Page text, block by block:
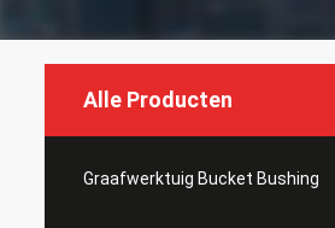
Alle Producten
Graafwerktuig Bucket Bushing